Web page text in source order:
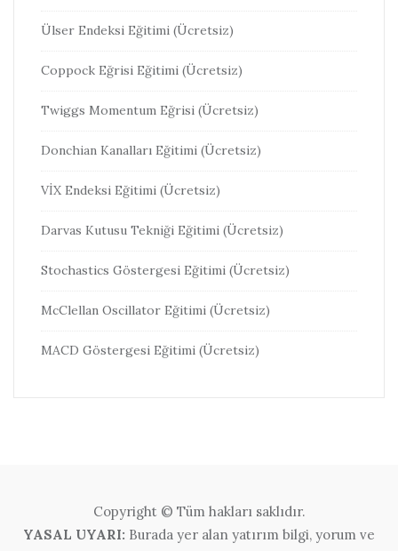
Ülser Endeksi Eğitimi (Ücretsiz)
Coppock Eğrisi Eğitimi (Ücretsiz)
Twiggs Momentum Eğrisi (Ücretsiz)
Donchian Kanalları Eğitimi (Ücretsiz)
VİX Endeksi Eğitimi (Ücretsiz)
Darvas Kutusu Tekniği Eğitimi (Ücretsiz)
Stochastics Göstergesi Eğitimi (Ücretsiz)
McClellan Oscillator Eğitimi (Ücretsiz)
MACD Göstergesi Eğitimi (Ücretsiz)
Copyright © Tüm hakları saklıdır.
YASAL UYARI: Burada yer alan yatırım bilgi, yorum ve